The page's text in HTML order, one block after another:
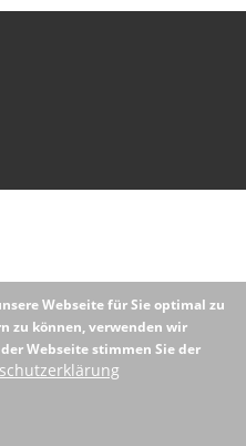
Webseite für Sie optimal zu
zu können, verwenden wir
Webseite stimmen Sie der